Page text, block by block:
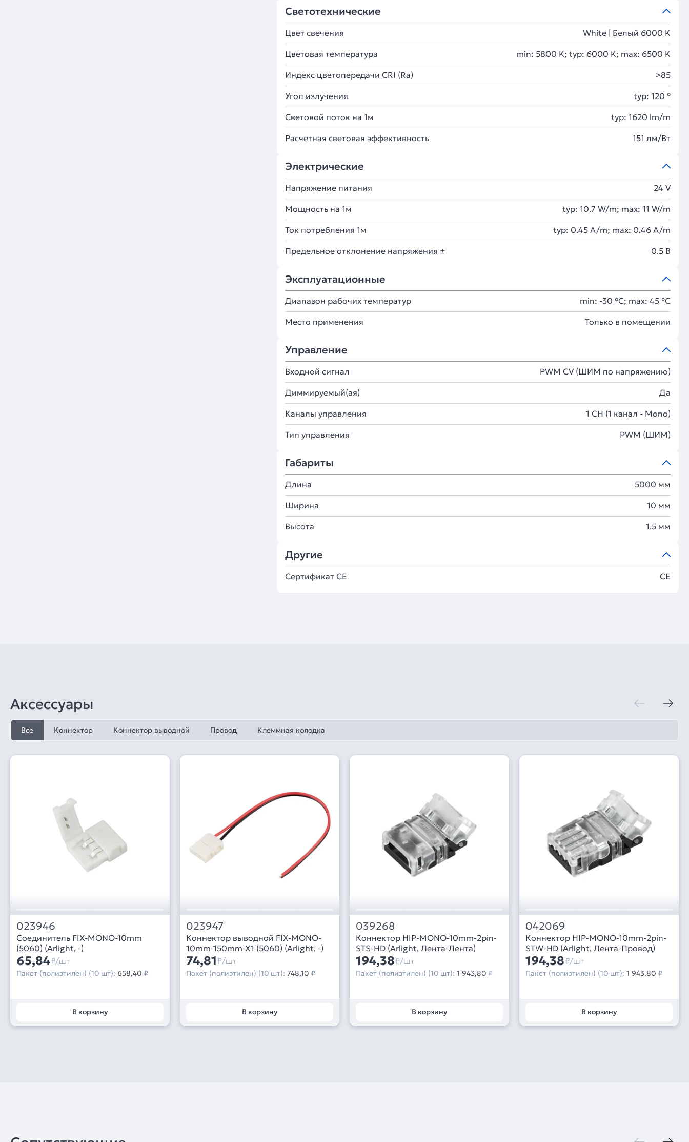
Светотехнические
Цвет свечения White | Белый 6000 K
Цветовая температура min: 5800 K; typ: 6000 K; max: 6500 K
Индекс цветопередачи CRI (Ra) >85
Угол излучения typ: 120 °
Световой поток на 1м typ: 1620 lm/m
Расчетная световая эффективность 151 лм/Вт
Электрические
Напряжение питания 24 V
Мощность на 1м typ: 10.7 W/m; max: 11 W/m
Ток потребления 1м typ: 0.45 A/m; max: 0.46 A/m
Предельное отклонение напряжения ± 0.5 В
Эксплуатационные
Диапазон рабочих температур min: -30 °C; max: 45 °C
Место применения Только в помещении
Управление
Входной сигнал PWM СV (ШИМ по напряжению)
Диммируемый(ая) Да
Каналы управления 1 CH (1 канал - Mono)
Тип управления PWM (ШИМ)
Габариты
Длина 5000 мм
Ширина 10 мм
Высота 1.5 мм
Другие
Сертификат CE CE
Аксессуары
Все Коннектор Коннектор выводной Провод Клеммная колодка
023946
Соединитель FIX-MONO-10mm
(5060) (Arlight, -)
65,84₽/шт
Пакет (полиэтилен) (10 шт): 658,40 ₽
В корзину
023947
Коннектор выводной FIX-MONO-
10mm-150mm-X1 (5060) (Arlight, -)
74,81₽/шт
Пакет (полиэтилен) (10 шт): 748,10 ₽
В корзину
039268
Коннектор HIP-MONO-10mm-2pin-
STS-HD (Arlight, Лента-Лента)
194,38₽/шт
Пакет (полиэтилен) (10 шт): 1 943,80 ₽
В корзину
042069
Коннектор HIP-MONO-10mm-2pin-
STW-HD (Arlight, Лента-Провод)
194,38₽/шт
Пакет (полиэтилен) (10 шт): 1 943,80 ₽
В корзину